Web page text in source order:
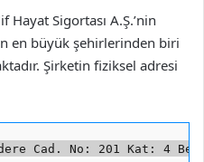
Hayat Sigortası A.Ş.’nin
en büyük şehirlerinden biri
Şirketin fiziksel adresi
Cad. No: 201 Kat: 4